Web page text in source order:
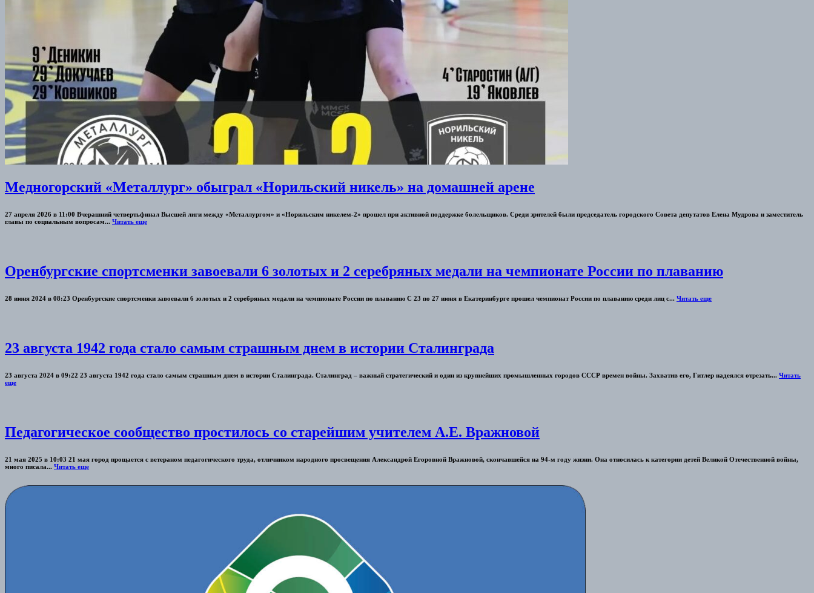
Медногорский «Металлург» обыграл «Норильский никель» на домашней арене
27 апреля 2026 в 11:00 Вчерашний четвертьфинал Высшей лиги между «Металлургом» и «Норильским никелем-2» прошел при активной поддержке болельщиков. Среди зрителей были председатель городского Совета депутатов Елена Мудрова и заместитель
главы по социальным вопросам... Читать еще
Оренбургские спортсменки завоевали 6 золотых и 2 серебряных медали на чемпионате России по плаванию
28 июня 2024 в 08:23 Оренбургские спортсменки завоевали 6 золотых и 2 серебряных медали на чемпионате России по плаванию С 23 по 27 июня в Екатеринбурге прошел чемпионат России по плаванию среди лиц с... Читать еще
23 августа 1942 года стало самым страшным днем в истории Сталинграда
23 августа 2024 в 09:22 23 августа 1942 года стало самым страшным днем в истории Сталинграда. Сталинград – важный стратегический и один из крупнейших промышленных городов СССР времен войны. Захватив его, Гитлер надеялся отрезать... Читать
еще
Педагогическое сообщество простилось со старейшим учителем А.Е. Вражновой
21 мая 2025 в 10:03 21 мая город прощается с ветераном педагогического труда, отличником народного просвещения Александрой Егоровной Вражновой, скончавшейся на 94-м году жизни. Она относилась к категории детей Великой Отечественной войны,
много писала... Читать еще